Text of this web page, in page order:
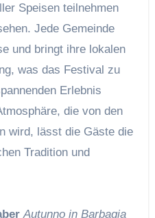
Speisen teilnehmen
Jede Gemeinde
und bringt ihre lokalen
was das Festival zu
Erlebnis
die von den
wird, lässt die Gäste die
Tradition und
Autunno in Barbagia